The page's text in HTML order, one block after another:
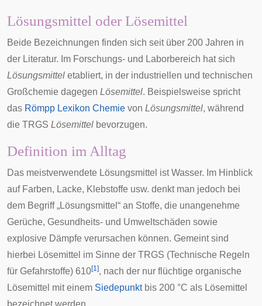
Lösungsmittel oder Lösemittel
Beide Bezeichnungen finden sich seit über 200 Jahren in
der Literatur. Im Forschungs- und Laborbereich hat sich
Lösungsmittel etabliert, in der industriellen und technischen
Großchemie dagegen Lösemittel. Beispielsweise spricht
das Römpp Lexikon Chemie von Lösungsmittel, während
die TRGS Lösemittel bevorzugen.
Definition im Alltag
Das meistverwendete Lösungsmittel ist Wasser. Im Hinblick
auf Farben, Lacke, Klebstoffe usw. denkt man jedoch bei
dem Begriff „Lösungsmittel“ an Stoffe, die unangenehme
Gerüche, Gesundheits- und Umweltschäden sowie
explosive Dämpfe verursachen können. Gemeint sind
hierbei Lösemittel im Sinne der TRGS (Technische Regeln
für Gefahrstoffe) 610[1], nach der nur flüchtige organische
Lösemittel mit einem Siedepunktbis 200 °C als Lösemittel
bezeichnet werden.